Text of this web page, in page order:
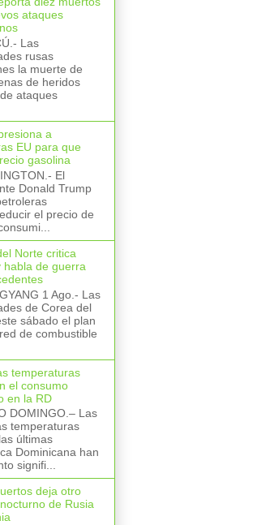
ataques
Las
rusas
la muerte de
de heridos
ataques
a
EU para que
gasolina
El
Donald Trump
el precio de
Norte critica
habla de guerra
1 Ago.- Las
de Corea del
sábado el plan
de combustible
temperaturas
el consumo
en la RD
DOMINGO.– Las
temperaturas
últimas
Dominicana han
signifi...
deja otro
de Rusia